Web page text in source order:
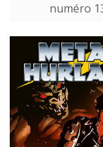
numéro